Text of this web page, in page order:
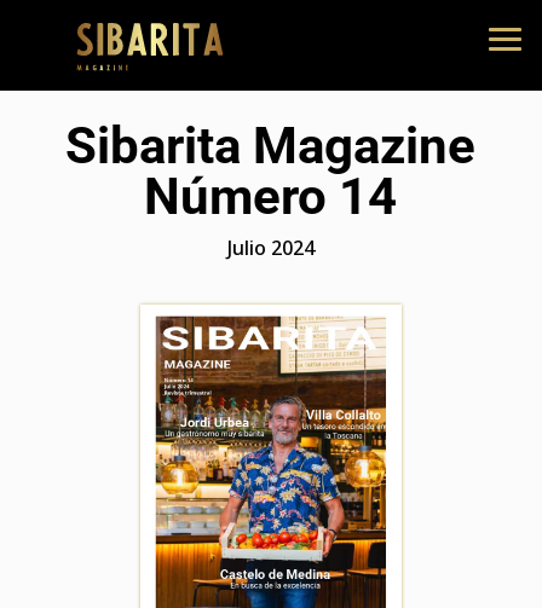
Sibarita Magazine
Número 14
Julio 2024